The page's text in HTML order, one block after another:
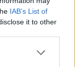
IAB’s List of
it to other
more Google